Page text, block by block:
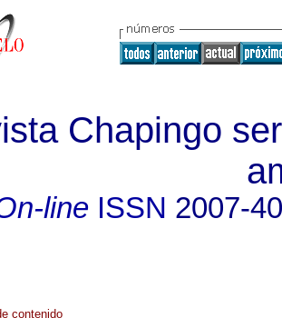
Chapingo
lineISSN 2007-
contenido